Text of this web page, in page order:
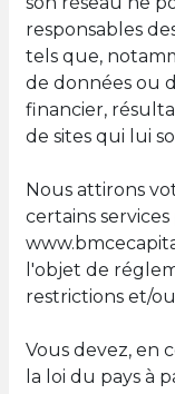
responsables
tels que,
de données ou
financier,
de sites qui lui
Nous attirons
certains
l'objet de
restrictions et/
Vous devez, en
la loi du pays à